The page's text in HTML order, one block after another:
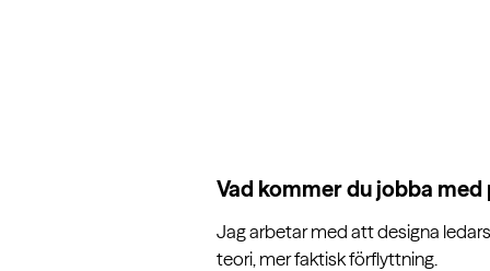
Vad kommer du jobba
Jag arbetar med att designa
teori, mer faktisk förflyttning.